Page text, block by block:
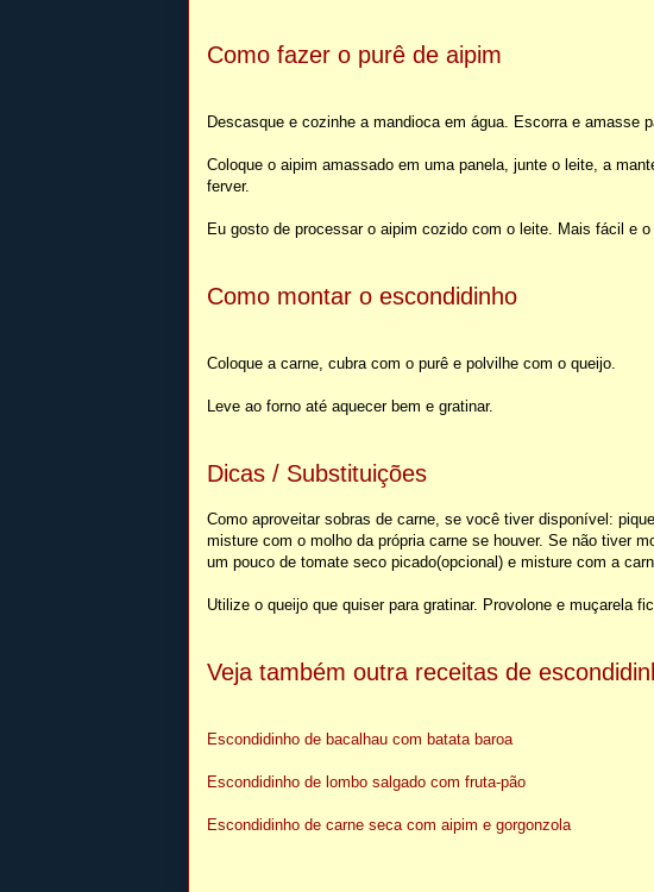
Como fazer o purê de aipim
Descasque e cozinhe a mandioca em água. Escorra e amasse
Coloque o aipim amassado em uma panela, junte o leite, a
ferver.
Eu gosto de processar o aipim cozido com o leite. Mais fácil e o
Como montar o escondidinho
Coloque a carne, cubra com o purê e polvilhe com o queijo.
Leve ao forno até aquecer bem e gratinar.
Dicas / Substituições
Como aproveitar sobras de carne, se você tiver disponível:
misture com o molho da própria carne se houver. Se não tiver
um pouco de tomate seco picado(opcional) e misture com a
Utilize o queijo que quiser para gratinar. Provolone e muçarela
Veja também outra receitas de
Escondidinho de bacalhau com batata baroa
Escondidinho de lombo salgado com fruta-pão
Escondidinho de carne seca com aipim e gorgonzola